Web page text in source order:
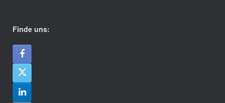
Finde uns: